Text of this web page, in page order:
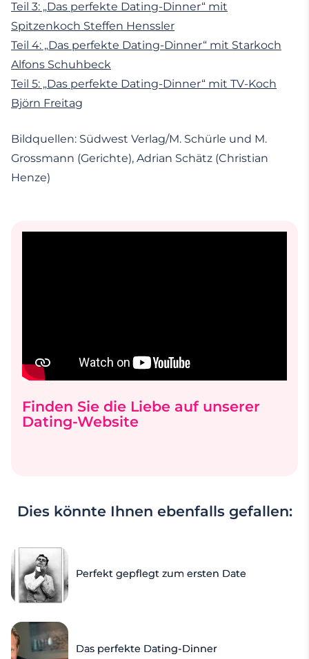
Teil 3: „Das perfekte Dating-Dinner“ mit
Spitzenkoch Steffen Henssler
Teil 4: „Das perfekte Dating-Dinner“ mit Starkoch
Alfons Schuhbeck
Teil 5: „Das perfekte Dating-Dinner“ mit TV-Koch
Björn Freitag
Bildquellen: Südwest Verlag/M. Schürle und M.
Grossmann (Gerichte), Adrian Schätz (Christian
Henze)
Finden Sie die Liebe auf unserer
Dating-Website
Dies könnte Ihnen ebenfalls gefallen:
Perfekt gepflegt zum ersten Date
Das perfekte Dating-Dinner